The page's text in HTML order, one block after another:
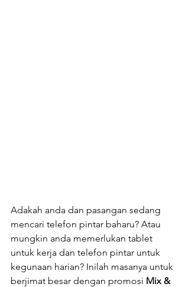
Adakah anda dan pasangan sedang
mencari telefon pintar baharu? Atau
mungkin anda memerlukan tablet
untuk kerja dan telefon pintar untuk
kegunaan harian? Inilah masanya untuk
berjimat besar dengan promosi Mix &